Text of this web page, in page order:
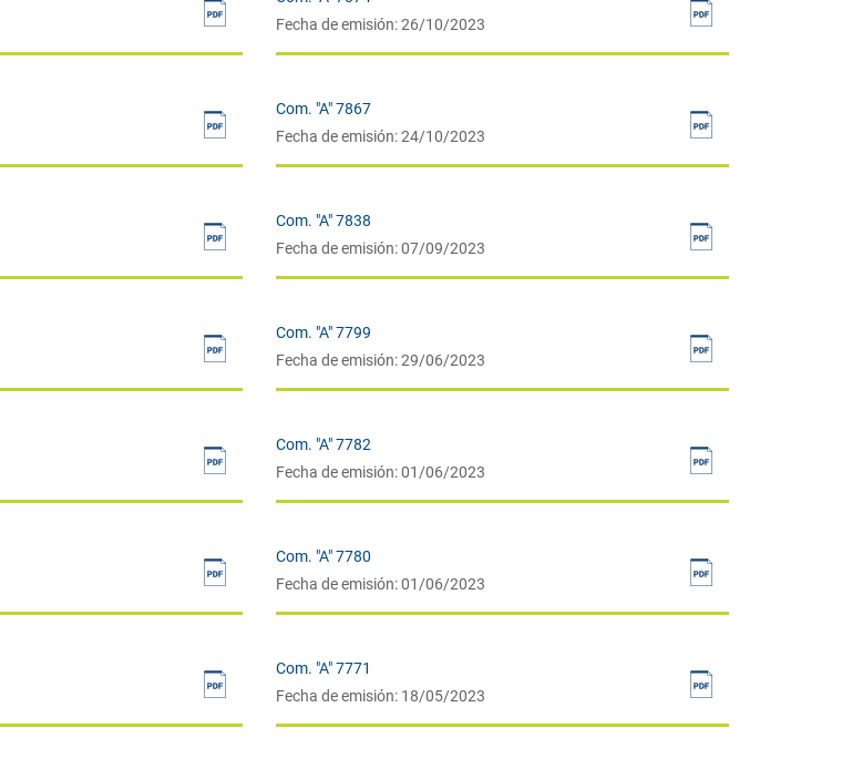
Fecha de emisión: 26/10/2023
Com. "A" 7867
Fecha de emisión: 24/10/2023
Com. "A" 7838
Fecha de emisión: 07/09/2023
Com. "A" 7799
Fecha de emisión: 29/06/2023
Com. "A" 7782
Fecha de emisión: 01/06/2023
Com. "A" 7780
Fecha de emisión: 01/06/2023
Com. "A" 7771
Fecha de emisión: 18/05/2023